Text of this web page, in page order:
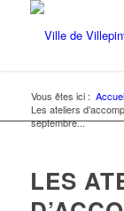
Vous êtes ici :
Les ateliers
septembre...
LES